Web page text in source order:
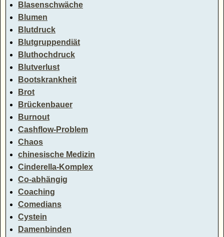
Blasenschwäche
Blumen
Blutdruck
Blutgruppendiät
Bluthochdruck
Blutverlust
Bootskrankheit
Brot
Brückenbauer
Burnout
Cashflow-Problem
Chaos
chinesische Medizin
Cinderella-Komplex
Co-abhängig
Coaching
Comedians
Cystein
Damenbinden